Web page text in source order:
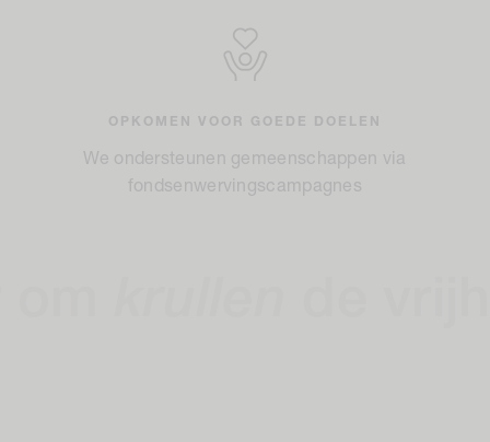
OPKOMEN VOOR GOEDE DOELEN
We ondersteunen gemeenschappen via
fondsenwervingscampagnes